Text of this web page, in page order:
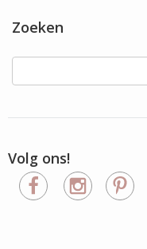
Zoeken
Volg ons!